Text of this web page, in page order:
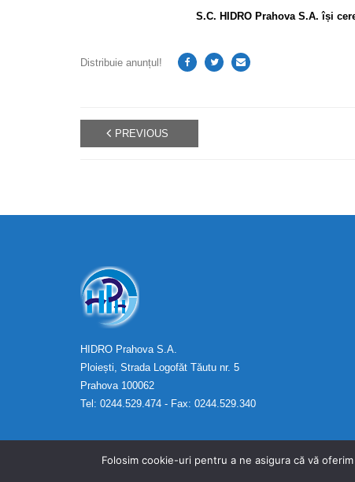
S.C. HIDRO Prahova S.A. își
Distribuie anunțul!
PREVIOUS
HIDRO Prahova S.A.
Ploiești, Strada Logofăt Tăutu nr. 5
Prahova 100062
Tel: 0244.529.474 - Fax: 0244.529.340
Folosim cookie-uri pentru a ne asigura că vă